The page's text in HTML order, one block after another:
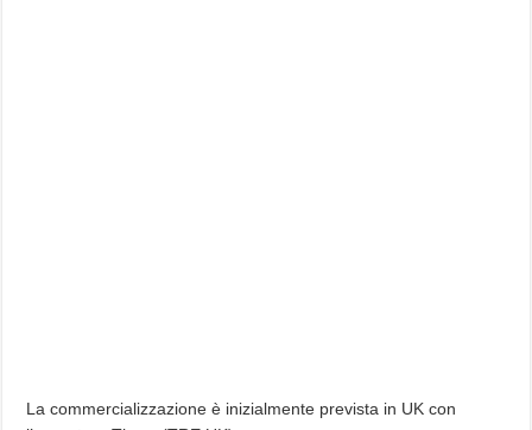
La commercializzazione è inizialmente prevista in UK con